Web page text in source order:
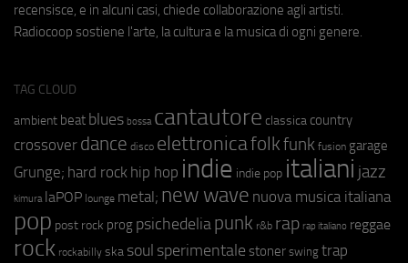
recensisce, e in alcuni casi, chiede collaborazione agli artisti.
Radiocoop sostiene l'arte, la cultura e la musica di ogni genere.
TAG CLOUD
ambient beat blues bossa cantautore classica country
crossover dance disco elettronicafolkfunk fusion garage
Grunge; hard rock hip hop indie indie pop italiani jazz
kimura laPOP lounge metal; new wave nuova musica italiana
pop post rock prog psichedeliapunk r&b rap rap italiano reggae
rock rockabilly ska soul sperimentale stoner swing trap